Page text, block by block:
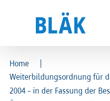
Ärztinnen und Ärzte
Ärztinnen und Ärzte
Home
|
Weiterbildungsordnung für
2004 – in der Fassung der